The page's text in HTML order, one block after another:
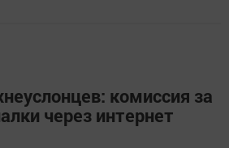
комиссия за
через интернет